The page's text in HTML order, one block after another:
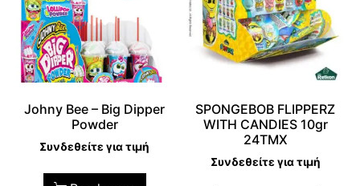
Johny Bee – Big Dipper
Powder
Συνδεθείτε για τιμή
SPONGEBOB FLIPPERZ
WITH CANDIES 10gr
24TMX
Συνδεθείτε για τιμή